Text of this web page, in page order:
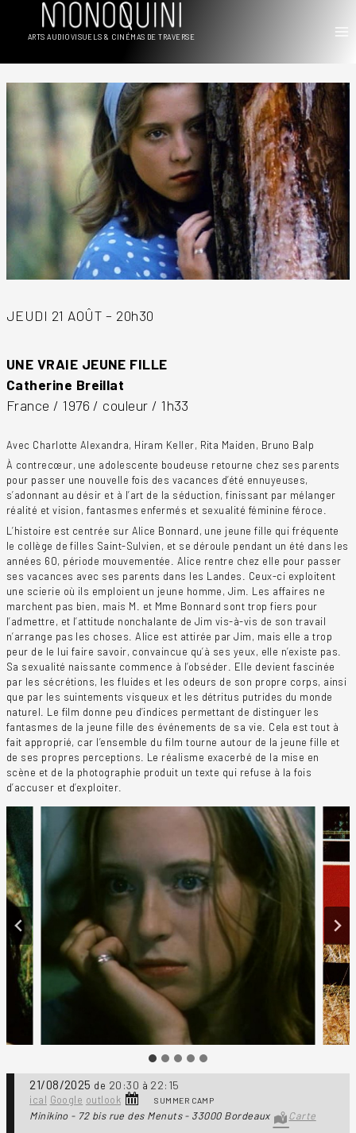
ARTS AUDIOVISUELS & CINÉMAS DE TRAVERSE
JEUDI 21 AOÛT – 20h30
UNE VRAIE JEUNE FILLE
Catherine Breillat
France / 1976 / couleur / 1h33
Avec Charlotte Alexandra, Hiram Keller, Rita Maiden, Bruno Balp
À contrecœur, une adolescente boudeuse retourne chez ses parents
pour passer une nouvelle fois des vacances d’été ennuyeuses,
s’adonnant au désir et à l’art de la séduction, finissant par mélanger
réalité et vision, fantasmes enfermés et sexualité féminine féroce.
L’histoire est centrée sur Alice Bonnard, une jeune fille qui fréquente
le collège de filles Saint-Sulvien, et se déroule pendant un été dans les
années 60, période mouvementée. Alice rentre chez elle pour passer
ses vacances avec ses parents dans les Landes. Ceux-ci exploitent
une scierie où ils emploient un jeune homme, Jim. Les affaires ne
marchent pas bien, mais M. et Mme Bonnard sont trop fiers pour
l’admettre, et l’attitude nonchalante de Jim vis-à-vis de son travail
n’arrange pas les choses. Alice est attirée par Jim, mais elle a trop
peur de le lui faire savoir, convaincue qu’à ses yeux, elle n’existe pas.
Sa sexualité naissante commence à l’obséder. Elle devient fascinée
par les sécrétions, les fluides et les odeurs de son propre corps, ainsi
que par les suintements visqueux et les détritus putrides du monde
naturel. Le film donne peu d’indices permettant de distinguer les
fantasmes de la jeune fille des événements de sa vie. Cela est tout à
fait approprié, car l’ensemble du film tourne autour de la jeune fille et
de ses propres perceptions. Le réalisme exacerbé de la mise en
scène et de la photographie produit un texte qui refuse à la fois
d’accuser et d’exploiter.
21/08/2025 de 20:30 à 22:15
ical Google outlook SUMMER CAMP
Minikino - 72 bis rue des Menuts - 33000 Bordeaux Carte